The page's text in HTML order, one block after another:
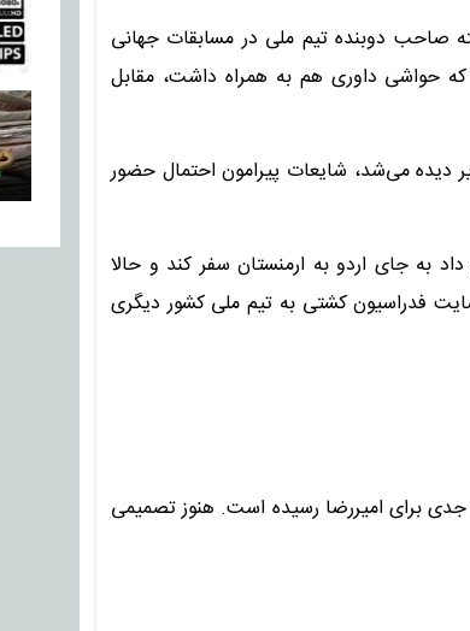
صاحب دوبنده تیم ملی در مسابقات جهانی
که حواشی داوری هم به همراه داشت، مقابل
دیده می‌شد، شایعات پیرامون احتمال حضور
به جای اردو به ارمنستان سفر کند و حالا
فدراسیون کشتی به تیم ملی کشور دیگری
جدی برای امیررضا رسیده است. هنوز تصمیمی